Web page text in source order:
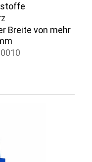
Breite von mehr